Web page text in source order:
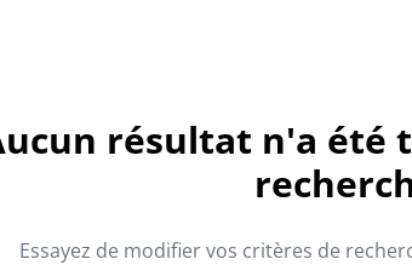
résultat n'a été
Essayez de modifier vos critères de